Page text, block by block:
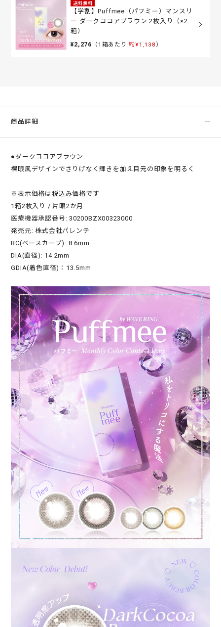
送料無料
【学割】Puffmee（パフミー）マンスリ
ー ダークココアブラウン 2枚入り（×2
箱）
¥2,276 （1箱あたり:約¥1,138 ）
商品詳細
●ダークココアブラウン
裸眼風デザインでさりげなく輝きを加え目元の印象を明るく
※表示価格は税込み価格です
1箱2枚入り / 片眼2か月
医療機器承認番号: 30200BZX00323000
発売元: 株式会社パレンテ
BC(ベースカーブ): 8.6mm
DIA(直径): 14.2mm
GDIA(着色直径)：13.5mm